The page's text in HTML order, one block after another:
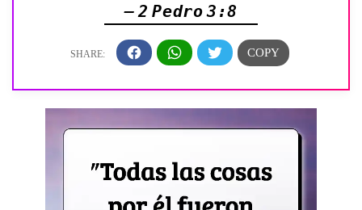
— 2 Pedro 3:8